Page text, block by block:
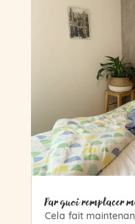
Par quoi remplacer
Cela fait